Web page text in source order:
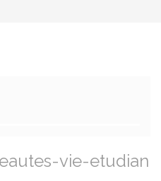
vie-etudian